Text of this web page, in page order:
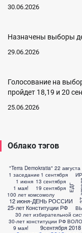
30.06.2026
Назначены выборы
29.06.2026
Голосование на
пройдет 18,19 и 20
25.06.2026
Облако тэгов
"Terra Demokratia"
1 заседание
1 июня
1 мая!
1 сентября
100 лет комсомолу
12 июня-ДЕНЬ РОССИИ
13 сентября
19 сентября
22 августа
25-лет Конституции РФ
27
30 лет избирательной
30-лет конституции РФ
9 мая! 9сентября 2018
ЕДГ